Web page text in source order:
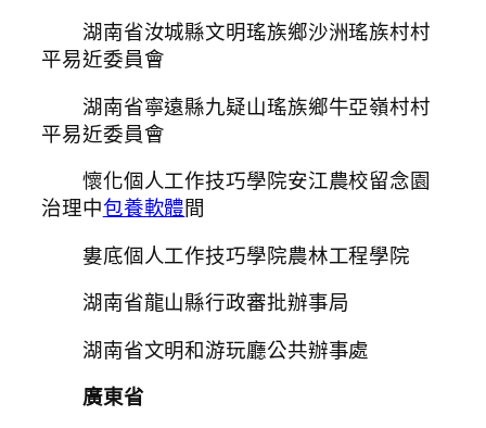
湖南省汝城縣文明瑤族鄉沙洲瑤族村村
平易近委員會
湖南省寧遠縣九疑山瑤族鄉牛亞嶺村村
平易近委員會
懷化個人工作技巧學院安江農校留念園
治理中包養軟體間
婁底個人工作技巧學院農林工程學院
湖南省龍山縣行政審批辦事局
湖南省文明和游玩廳公共辦事處
廣東省